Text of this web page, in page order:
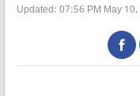
Updated: 07:56 PM May 10,